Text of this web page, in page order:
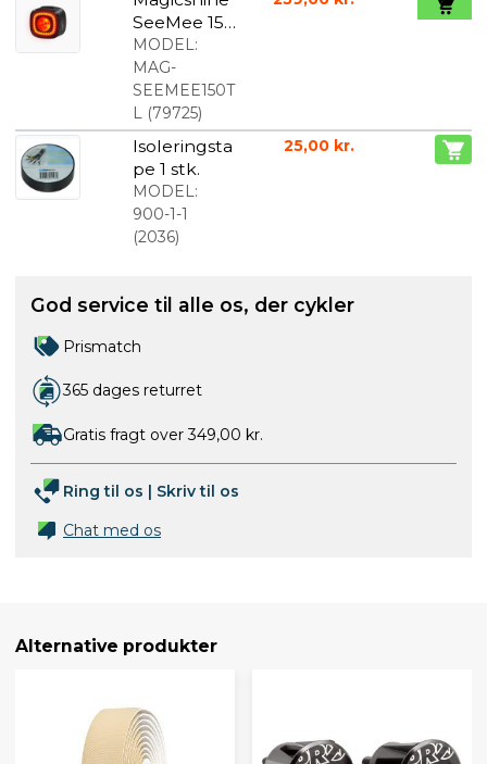
SeeMee 150
baglygte
MODEL:
MAG-
SEEMEE150T
L(79725)
Isoleringsta
pe 1 stk.
MODEL:
900-1-1
(2036)
25,00 kr.
God service til alle os, der cykler
Prismatch
365 dages returret
Gratis fragt over 349,00 kr.
Ring til os | Skriv til os
Chat med os
Alternative produkter